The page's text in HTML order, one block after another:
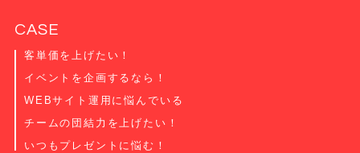
CASE
客単価を上げたい！
イベントを企画するなら！
WEBサイト運用に悩んでいる
チームの団結力を上げたい！
いつもプレゼントに悩む！